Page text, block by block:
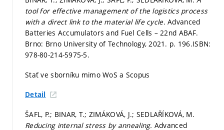
tool for effective management of the logistics process
with a direct link to the material life cycle.Advanced
Batteries Accumulators and Fuel Cells – 22nd ABAF.
Brno: Brno University of Technology, 2021. p. 196.ISBN:
978-80-214-5975-5.
Stať ve sborníku mimo WoS a Scopus
Detail
ŠAFL, P.; BINAR, T.; ZIMÁKOVÁ, J.; SEDLAŘÍKOVÁ, M.
Reducing internal stress by annealing. Advanced